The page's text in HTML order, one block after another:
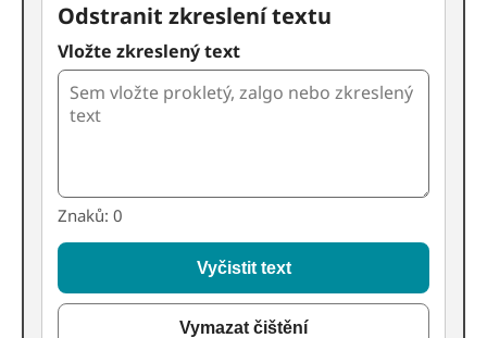
Odstranit zkreslení textu
Vložte zkreslený text
Znaků: 0
Vyčistit text
Vymazat čištění